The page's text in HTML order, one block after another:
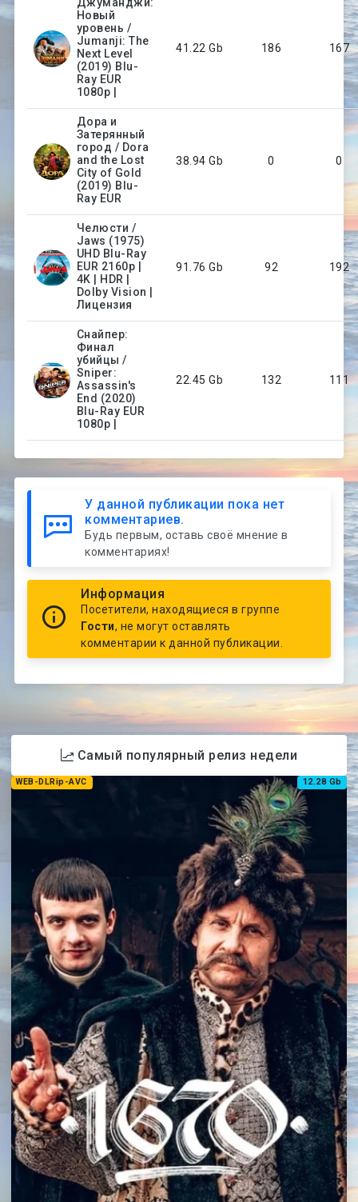
Новый
уровень /
Jumanji: The
Next Level
(2019) Blu-
Ray EUR
1080p |
41.22 Gb 186 167
Дора и
Затерянный
город / Dora
and the Lost
City of Gold
(2019) Blu-
Ray EUR
38.94 Gb 0 0
Челюсти /
Jaws (1975)
UHD Blu-Ray
EUR 2160p |
4K | HDR |
Dolby Vision |
Лицензия
91.76 Gb 92 192
Снайпер:
Финал
убийцы /
Sniper:
Assassin's
End (2020)
Blu-Ray EUR
1080p |
22.45 Gb 132 111
У данной публикации пока нет
комментариев.
Будь первым, оставь своё мнение в
комментариях!
Информация
Посетители, находящиеся в группе
Гости, не могут оставлять
комментарии к данной публикации.
Самый популярный релиз недели
WEB-DLRip-AVC 12.28 Gb